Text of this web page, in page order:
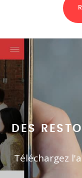
DES
Téléchargez